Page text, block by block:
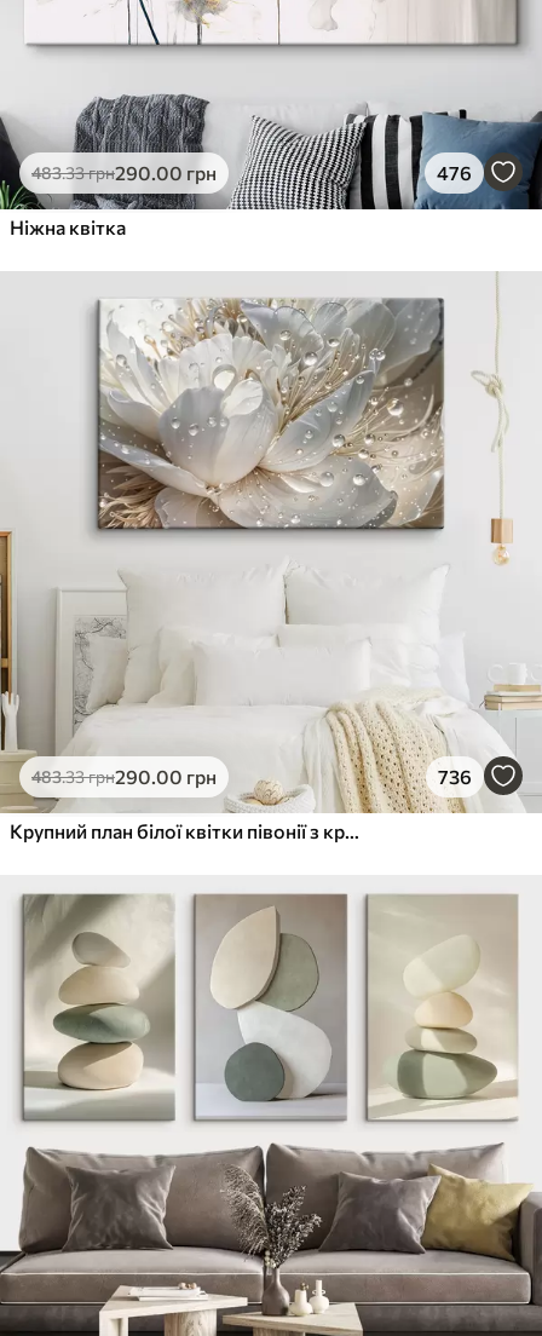
483.33грн290.00 грн 476
Ніжна квітка
483.33грн290.00 грн 736
Крупний план білої квітки півонії з крапельками води на пелюстках на розмитому фоні